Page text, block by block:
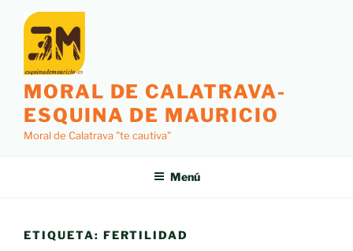
contenido
MORAL DE CALATRAVA-
ESQUINA DE MAURICIO
Moral de Calatrava "te cautiva"
Menú
ETIQUETA: FERTILIDAD